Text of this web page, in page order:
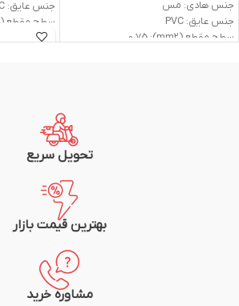
جنس هادی: مس
جنس عایق: PVC
سطح مقطع (mm2): 0.75
جنس عایق: PVC
سطح مقطع (mm2): 1
ولتاژ اسمی (V): 300/500
تحویل سریع
بهترین قیمت بازار
مشاوره خرید